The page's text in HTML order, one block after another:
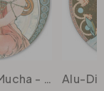
Alu-Dibond Mucha - Die Malerei - Rund